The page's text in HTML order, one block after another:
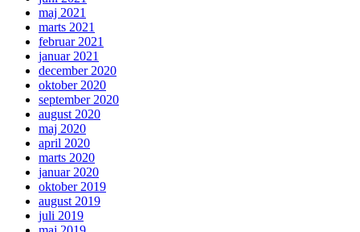
maj 2021
marts 2021
februar 2021
januar 2021
december 2020
oktober 2020
september 2020
august 2020
maj 2020
april 2020
marts 2020
januar 2020
oktober 2019
august 2019
juli 2019